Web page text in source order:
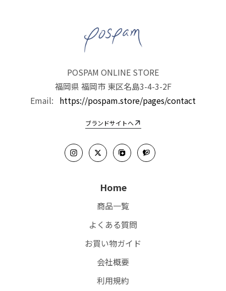
エアコンで足が冷えるのが解
消されました。一般の靴下よ
りも暑苦しさがなくて心地よ
いです。黒を購入しました
す。お友達へのプレゼントに
07/15/2026
香りも使用感も気に入り長く
愛用しています。うっかり切
トを購入しました。
POSPAM ONLINE STORE
福岡県 福岡市 東区名島3-4-3-2F
Email: https://pospam.store/pages/contact
ブランドサイトへ
Home
商品一覧
よくある質問
お買い物ガイド
会社概要
利用規約